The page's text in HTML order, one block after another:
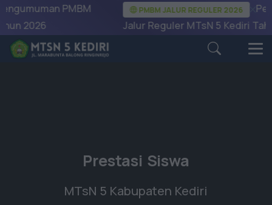
PMBM
PMBM JALUR REGULER 2026
Jalur Reguler MTsN 5 Kediri Tahun
Prestasi Siswa
MTsN 5 Kabupaten Kediri